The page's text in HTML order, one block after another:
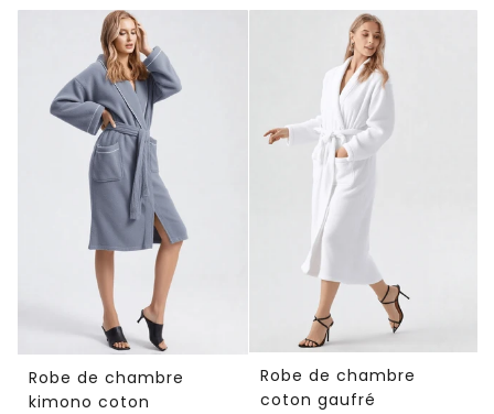
normal
PRIX
UNITAIRE
normal
PRIX
Robe de chambre
kimono coton
Robe de chambre
coton gaufré